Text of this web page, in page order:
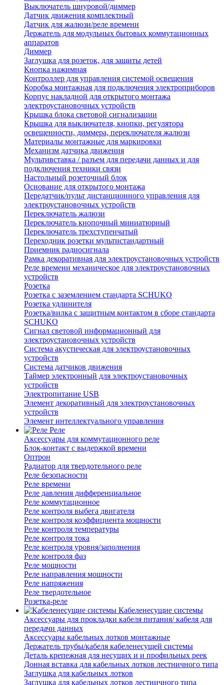
Выключатель шнуровой/диммер
Датчик движения комплектный
Датчик для жалюзи/реле времени
Держатель для модульных бытовых коммутационных
аппаратов
Диммер
Заглушка для розеток, для защиты детей
Кнопка нажимная
Контроллер для управления системой освещения
Коробка монтажная для подключения электроприборов
Корпус накладной для открытого монтажа
электроустановочных устройств
Крышка блока световой сигнализации
Крышка для выключателя, кнопки, регулятора
освещенности, диммера, переключателя жалюзи
Материалы монтажные для маркировки
Механизм датчика движения
Мультивставка / разъем для передачи данных и для
подключения техники связи
Настольный розеточный блок
Основание для открытого монтажа
Передатчик/пульт дистанционного управления для
электроустановочных устройств
Переключатель жалюзи
Переключатель кнопочный миниатюрный
Переключатель трехступенчатый
Переходник розетки мультистандартный
Приемник радиосигнала
Рамка декоративная для электроустановочных устройств
Реле времени механическое для электроустановочных
устройств
Розетка
Розетка с заземлением стандарта SCHUKO
Розетка удлинителя
Розетка/вилка с защитным контактом в сборе стандарта
SCHUKO
Сигнал световой информационный для
электроустановочных устройств
Система акустическая для электроустановочных
устройств
Система датчиков движения
Таймер электронный для электроустановочных
устройств
Электропитание USB
Элемент декоративный для электроустановочных
устройств
Элемент интеллектуального управления
Реле
Аксессуары для коммутационного реле
Блок-контакт с выдержкой времени
Оптрон
Радиатор для твердотельного реле
Реле безопасности
Реле времени
Реле давления дифференциальное
Реле коммутационное
Реле контроля выбега двигателя
Реле контроля коэффициента мощности
Реле контроля температуры
Реле контроля тока
Реле контроля уровня/заполнения
Реле контроля фаз
Реле мощности
Реле направления мощности
Реле напряжения
Реле твердотельное
Розетка-реле
Кабеленесущие системы
Аксессуары для прокладки кабеля питания/ кабеля для
передачи данных
Аксессуары кабельных лотков монтажные
Держатель трубы/кабеля кабеленесущей системы
Деталь крепежная для несущих и и профильных реек
Донная вставка для кабельных лотков лестничного типа
Заглушка для кабельных лотков
Заглушка для кабельных лотков лестничного типа